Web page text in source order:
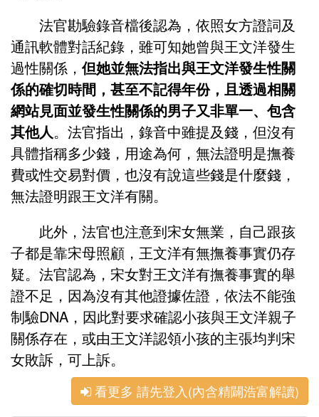
法官勘驗錄音檔後認為，依照女方證詞及
通訊軟體對話紀錄，雖可知她曾與王文洋發生
過性關係，但她並無法指出與王文洋發生性關
係的確切時間，甚至不記得年份，且透過相關
網站見面並發生性關係的男子又非單一、包含
其他人。法官指出，錄音中雖提及錢，但沒有
具體指稱多少錢，用途為何，無法證明是撫養
費或性交易對價，也沒有說這些錢是什麼錢，
無法證明跟王文洋有關。
此外，法官也注意到宋女無業，自己跟孩
子都是靠宋母照顧，王文洋有無撫養事實仍存
疑。法官認為，宋女對王文洋有撫養事實的舉
證不足，因為沒有其他證據佐證，依法不能強
制驗DNA，因此對要求確認小孩與王文洋親子
關係存在，或由王文洋認領小孩的主張均判宋
女敗訴，可上訴。
看更多 請先登入(內含精闢浩富解讀)